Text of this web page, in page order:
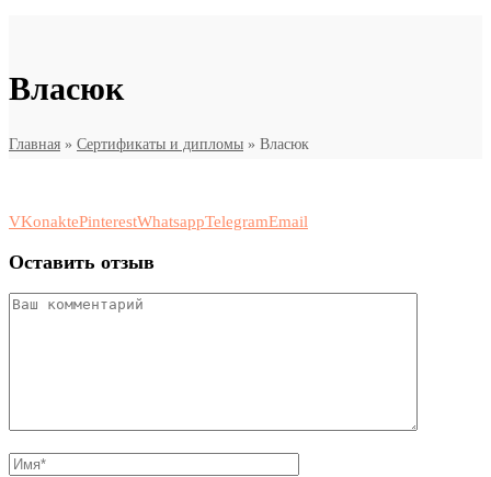
Власюк
Главная » Сертификаты и дипломы » Власюк
VKonaktePinterestWhatsappTelegramEmail
Оставить отзыв